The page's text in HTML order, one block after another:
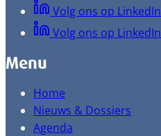
Volg ons op LinkedIn
Volg ons op LinkedIn
Menu
Home
Nieuws & Dossiers
Agenda